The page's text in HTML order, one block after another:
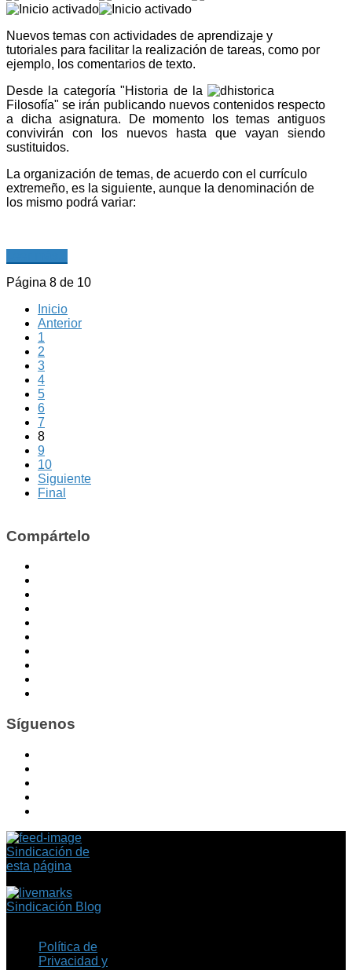
Nuevos temas con actividades de aprendizaje y
tutoriales para facilitar la realización de tareas, como por
ejemplo, los comentarios de texto.
Desde la categoría "Historia de la
Filosofía" se irán publicando nuevos contenidos respecto
a dicha asignatura. De momento los temas antiguos
convivirán con los nuevos hasta que vayan siendo
sustituidos.
La organización de temas, de acuerdo con el currículo
extremeño, es la siguiente, aunque la denominación de
los mismo podrá variar:
Página 8 de 10
Inicio
Anterior
1
2
3
4
5
6
7
8
9
10
Siguiente
Final
Compártelo
Síguenos
Sindicación de
esta página
Sindicación Blog
Política de
Privacidad y